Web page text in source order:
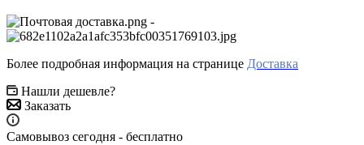
-
Более подробная информация на странице Доставка
Нашли дешевле?
Заказать
Самовывоз сегодня - бесплатно